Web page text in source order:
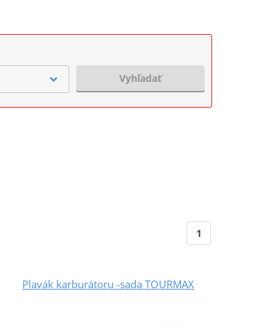
Vyhľadať
1
Plavák karburátoru -sada TOURMAX